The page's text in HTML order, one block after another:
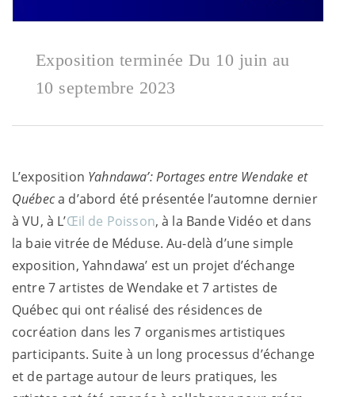
Exposition terminée Du 10 juin au
10 septembre 2023
L’exposition Yahndawa’: Portages entre Wendake et
Québeca d’abord été présentée l’automne dernier
à VU, à L’Œil de Poisson, à la Bande Vidéo et dans
la baie vitrée de Méduse. Au-delà d’une simple
exposition, Yahndawa’ est un projet d’échange
entre 7 artistes de Wendake et 7 artistes de
Québec qui ont réalisé des résidences de
cocréation dans les 7 organismes artistiques
participants. Suite à un long processus d’échange
et de partage autour de leurs pratiques, les